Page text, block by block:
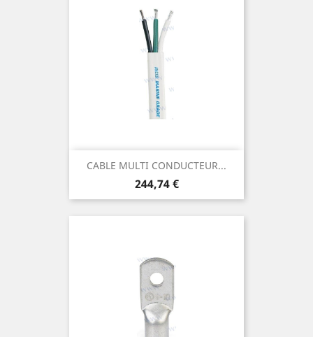
CABLE MULTI CONDUCTEUR...
Prix
244,74 €